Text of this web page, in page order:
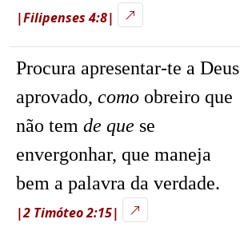
|Filipenses 4:8|
Procura apresentar-te a Deus
aprovado, como obreiro que
não tem de que se
envergonhar, que maneja
bem a palavra da verdade.
|2 Timóteo 2:15|